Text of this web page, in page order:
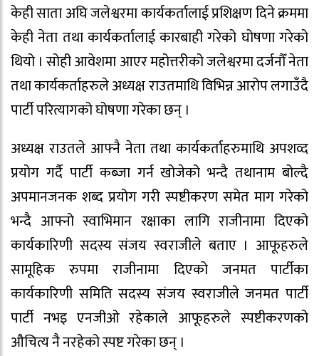
केही साता अघि जलेश्वरमा कार्यकर्तालाई प्रशिक्षण दिने क्रममा
केही नेता तथा कार्यकर्तालाई कारबाही गरेको घोषणा गरेको
थियो । सोही आवेशमा आएर महोत्तरीको जलेश्वरमा दर्जनौँ नेता
तथा कार्यकर्ताहरुले अध्यक्ष राउतमाथि विभिन्न आरोप लगाउँदै
पार्टी परित्यागको घोषणा गरेका छन् ।
अध्यक्ष राउतले आफ्नै नेता तथा कार्यकर्ताहरुमाथि अपशव्द
प्रयोग गर्दै पार्टी कब्जा गर्न खोजेको भन्दै तथानाम बोल्दै
अपमानजनक शब्द प्रयोग गरी स्पष्टीकरण समेत माग गरेको
भन्दै आफ्नो स्वाभिमान रक्षाका लागि राजीनामा दिएको
कार्यकारिणी सदस्य संजय स्वराजीले बताए । आफूहरुले
सामूहिक रुपमा राजीनामा दिएको जनमत पार्टीका
कार्यकारिणी समिति सदस्य संजय स्वराजीले जनमत पार्टी
पार्टी नभइ एनजीओ रहेकाले आफूहरुले स्पष्टीकरणको
औचित्य नै नरहेको स्पष्ट गरेका छन् ।